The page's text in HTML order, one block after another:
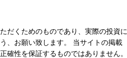
だくためのものであり、実際の投資に
、お願い致します。 当サイトの掲載
確性を保証するものではありません。